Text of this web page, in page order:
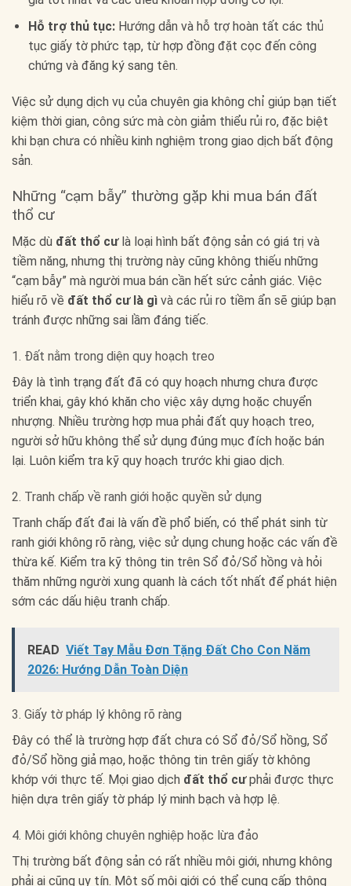
Hỗ trợ thủ tục:Hướng dẫn và hỗ trợ hoàn tất các thủ
tục giấy tờ phức tạp, từ hợp đồng đặt cọc đến công
chứng và đăng ký sang tên.
Việc sử dụng dịch vụ của chuyên gia không chỉ giúp bạn tiết
kiệm thời gian, công sức mà còn giảm thiểu rủi ro, đặc biệt
khi bạn chưa có nhiều kinh nghiệm trong giao dịch bất động
sản.
Những “cạm bẫy” thường gặp khi mua bán đất
thổ cư
Mặc dù đất thổ cưlà loại hình bất động sản có giá trị và
tiềm năng, nhưng thị trường này cũng không thiếu những
“cạm bẫy” mà người mua bán cần hết sức cảnh giác. Việc
hiểu rõ về đất thổ cư là gì và các rủi ro tiềm ẩn sẽ giúp bạn
tránh được những sai lầm đáng tiếc.
1. Đất nằm trong diện quy hoạch treo
Đây là tình trạng đất đã có quy hoạch nhưng chưa được
triển khai, gây khó khăn cho việc xây dựng hoặc chuyển
nhượng. Nhiều trường hợp mua phải đất quy hoạch treo,
người sở hữu không thể sử dụng đúng mục đích hoặc bán
lại. Luôn kiểm tra kỹ quy hoạch trước khi giao dịch.
2. Tranh chấp về ranh giới hoặc quyền sử dụng
Tranh chấp đất đai là vấn đề phổ biến, có thể phát sinh từ
ranh giới không rõ ràng, việc sử dụng chung hoặc các vấn đề
thừa kế. Kiểm tra kỹ thông tin trên Sổ đỏ/Sổ hồng và hỏi
thăm những người xung quanh là cách tốt nhất để phát hiện
sớm các dấu hiệu tranh chấp.
READ Viết Tay Mẫu Đơn Tặng Đất Cho Con Năm
2026: Hướng Dẫn Toàn Diện
3. Giấy tờ pháp lý không rõ ràng
Đây có thể là trường hợp đất chưa có Sổ đỏ/Sổ hồng, Sổ
đỏ/Sổ hồng giả mạo, hoặc thông tin trên giấy tờ không
khớp với thực tế. Mọi giao dịch đất thổ cưphải được thực
hiện dựa trên giấy tờ pháp lý minh bạch và hợp lệ.
4. Môi giới không chuyên nghiệp hoặc lừa đảo
Thị trường bất động sản có rất nhiều môi giới, nhưng không
phải ai cũng uy tín. Một số môi giới có thể cung cấp thông